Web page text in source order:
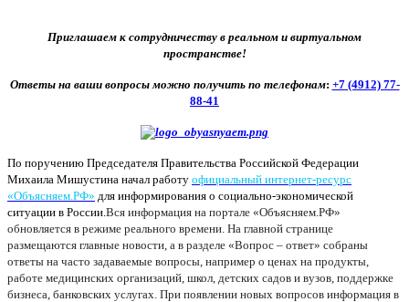
Приглашаем к сотрудничеству в реальном и виртуальном
пространстве!
Ответы на ваши вопросы можно получить по телефонам: +7 (4912) 77-
88-41
По поручению Председателя Правительства Российской Федерации
Михаила Мишустина начал работу официальный интернет-ресурс
«Объясняем.РФ» для информирования о социально-экономической
ситуации в России. Вся информация на портале «Объясняем.РФ»
обновляется в режиме реального времени. На главной странице
размещаются главные новости, а в разделе «Вопрос – ответ» собраны
ответы на часто задаваемые вопросы, например о ценах на продукты,
работе медицинских организаций, школ, детских садов и вузов, поддержке
бизнеса, банковских услугах. При появлении новых вопросов информация в